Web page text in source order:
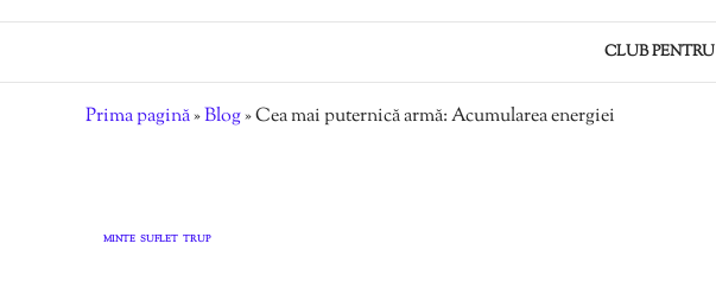
CLUB PENTRU
Prima pagină»Blog»Cea mai puternică armă: Acumularea energiei
MINTE SUFLET TRUP